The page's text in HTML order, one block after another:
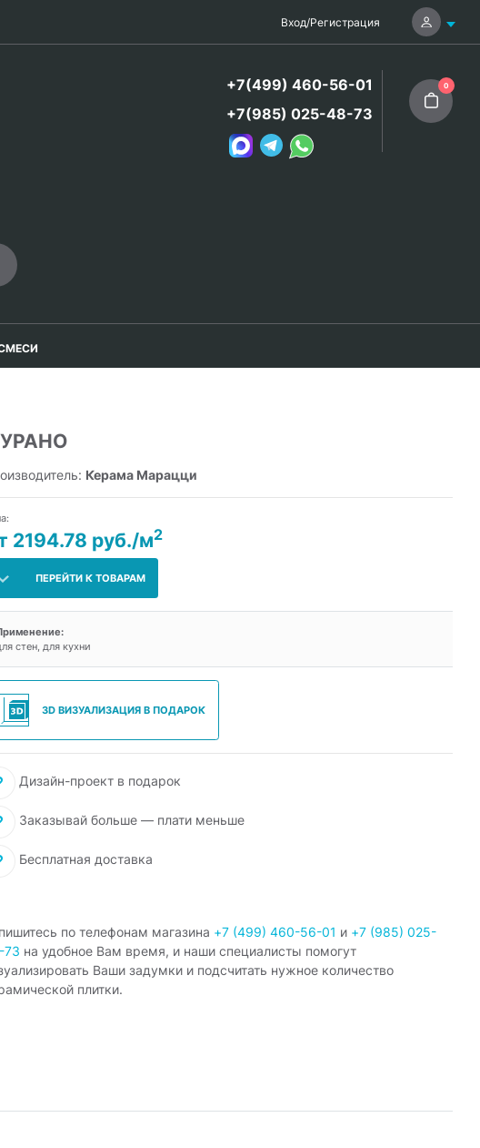
Вход/Регистрация
+7(499) 460-56-01
+7(985) 025-48-73
0
Керама Марацци
2194.78 руб./м2
ПЕРЕЙТИ К ТОВАРАМ
стен, для кухни
3D ВИЗУАЛИЗАЦИЯ В ПОДАРОК
Дизайн-проект в подарок
Заказывай больше — плати меньше
Бесплатная доставка
по телефонам магазина +7 (499) 460-56-01 и +7 (985) 025-
73 на удобное Вам время, и наши специалисты помогут
Ваши задумки и подсчитать нужное количество
плитки.